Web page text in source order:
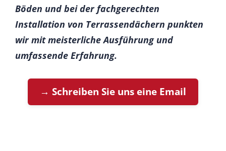
Böden und bei der fachgerechten
Installation von Terrassendächern punkten
wir mit meisterliche Ausführung und
umfassende Erfahrung.
→ Schreiben Sie uns eine Email